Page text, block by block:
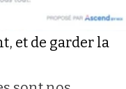
et de garder la